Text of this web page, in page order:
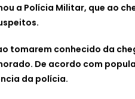
a Polícia Militar, que ao
tomarem conhecido da
De acordo com
da polícia.